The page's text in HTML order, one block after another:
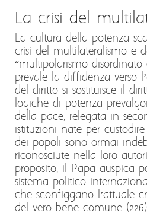
La crisi del
La cultura della potenza
crisi del multilateralismo e
“multipolarismo
prevale la diffidenza verso
del diritto si sostituisce il
logiche di potenza
della pace, relegata in
istituzioni nate per
dei popoli sono ormai
riconosciute nella loro
proposito, il Papa auspica
sistema politico
che sconfiggano l’attuale
del vero bene comune